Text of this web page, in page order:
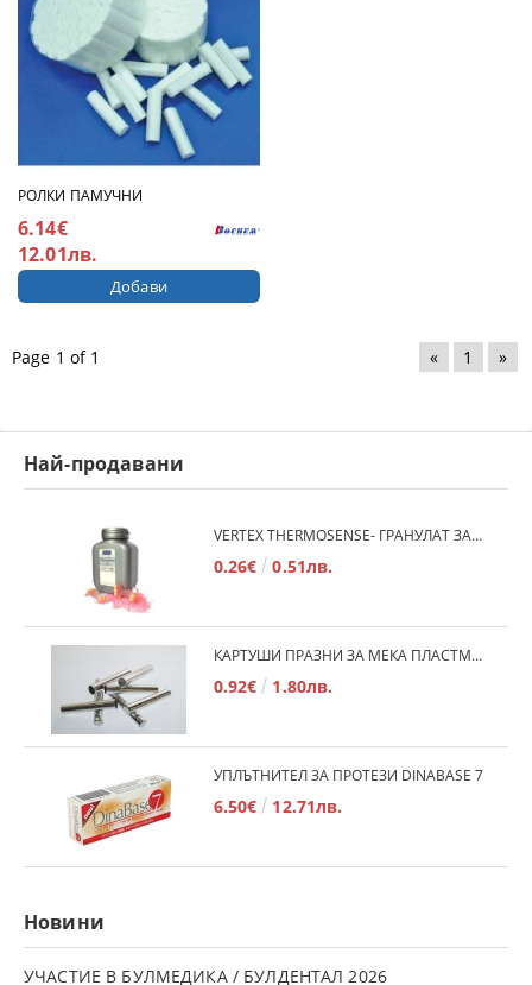
РОЛКИ ПАМУЧНИ
6.14€
12.01лв.
Page 1 of 1 « 1 »
Най-продавани
VERTEX THERMOSENSE- ГРАНУЛАТ ЗА МЕКИ ПРОТЕЗИ
0.26€ 0.51лв.
КАРТУШИ ПРАЗНИ ЗА МЕКА ПЛАСТМАСА
0.92€ 1.80лв.
УПЛЪТНИТЕЛ ЗА ПРОТЕЗИ DINABASE 7
6.50€ 12.71лв.
Новини
УЧАСТИЕ В БУЛМЕДИКА / БУЛДЕНТАЛ 2026